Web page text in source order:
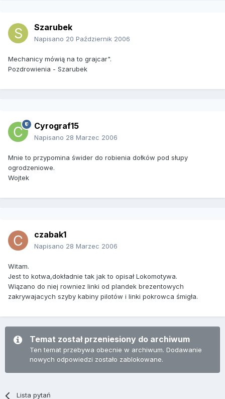
Szarubek
Napisano 20 Październik 2006
Mechanicy mówią na to grajcar".
Pozdrowienia - Szarubek
Cyrograf15
Napisano 28 Marzec 2006
Mnie to przypomina świder do robienia dołków pod słupy
ogrodzeniowe.
Wojtek
czabak1
Napisano 28 Marzec 2006
Witam.
Jest to kotwa,dokładnie tak jak to opisał Lokomotywa.
Wiązano do niej rowniez linki od plandek brezentowych
zakrywajacych szyby kabiny pilotów i linki pokrowca śmigła.
Temat został przeniesiony do archiwum
Ten temat przebywa obecnie w archiwum. Dodawanie
nowych odpowiedzi zostało zablokowane.
Lista pytań